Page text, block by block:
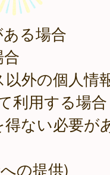
る場合
外の個人情
利用する場合
ない必要が
の提供)